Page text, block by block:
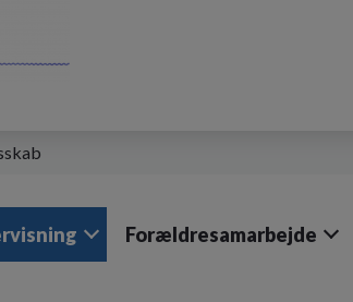
Forældresamarbejde